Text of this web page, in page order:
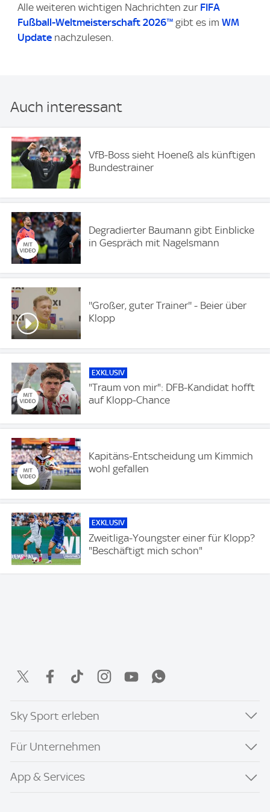
Alle weiteren wichtigen Nachrichten zur FIFA
Fußball-Weltmeisterschaft 2026™ gibt es im WM
Update nachzulesen.
Auch interessant
VfB-Boss sieht Hoeneß als künftigen
Bundestrainer
Degradierter Baumann gibt Einblicke
in Gespräch mit Nagelsmann
''Großer, guter Trainer'' - Beier über
Klopp
EXKLUSIV
"Traum von mir": DFB-Kandidat hofft
auf Klopp-Chance
Kapitäns-Entscheidung um Kimmich
wohl gefallen
EXKLUSIV
Zweitliga-Youngster einer für Klopp?
"Beschäftigt mich schon"
Sky Sport erleben
Für Unternehmen
App & Services